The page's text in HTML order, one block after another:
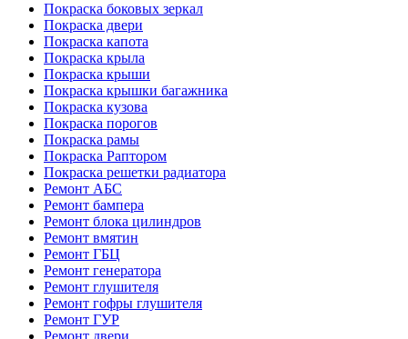
Покраска боковых зеркал
Покраска двери
Покраска капота
Покраска крыла
Покраска крыши
Покраска крышки багажника
Покраска кузова
Покраска порогов
Покраска рамы
Покраска Раптором
Покраска решетки радиатора
Ремонт АБС
Ремонт бампера
Ремонт блока цилиндров
Ремонт вмятин
Ремонт ГБЦ
Ремонт генератора
Ремонт глушителя
Ремонт гофры глушителя
Ремонт ГУР